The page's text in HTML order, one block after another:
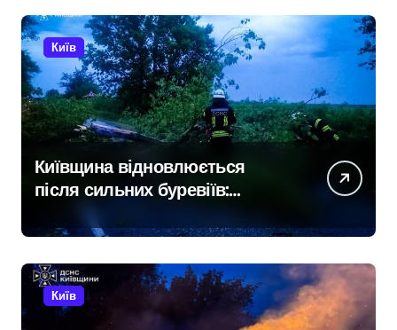
Київ
Київщина відновлюється
після сильних буревіїв:
пошкоджено 62 будинки,
понад 18 тисяч родин
залишились без електрики
Київ